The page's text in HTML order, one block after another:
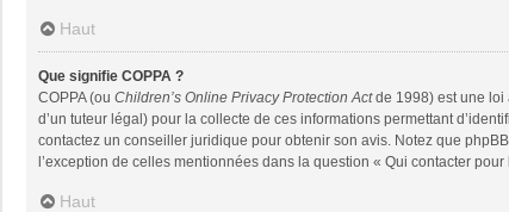
Haut
Que signifie COPPA ?
COPPA (ou Children’s Online Privacy Protection Actde 1998) est une loi
d’un tuteur légal) pour la collecte de ces informations permettant
contactez un conseiller juridique pour obtenir son avis. Notez que
l’exception de celles mentionnées dans la question « Qui contacter
Haut